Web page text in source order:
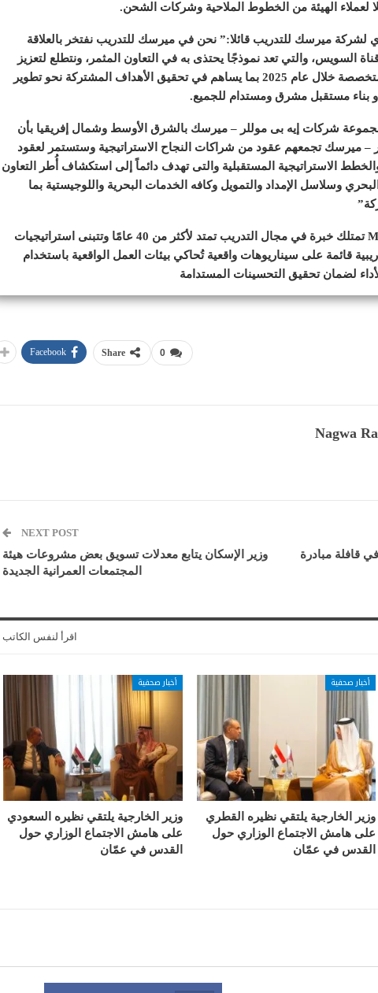
لعملاء الهيئة من الخطوط الملاحية وشركات الشحن.
لشركة ميرسك للتدريب قائلا:” نحن في ميرسك للتدريب نفتخر بالعلاقة
السويس، والتي تعد نموذجًا يحتذى به في التعاون المثمر، ونتطلع لتعزيز
التعاون عبر اطلاق برامج تدريبية عالمية متخصصة خلال عام 2025 بما يساهم في تحقيق الأهداف المشتركة نحو تطوير
و بناء مستقبل مشرق ومستدام للجميع.
شركات إيه بى موللر – ميرسك بالشرق الأوسط وشمال إفريقيا بأن
– ميرسك تجمعهم عقود من شراكات النجاح الاستراتيجية وستستمر لعقود
الاستراتيجية المستقبلية والتى تهدف دائماً إلى استكشاف أُطر التعاون
وسلاسل الإمداد والتمويل وكافه الخدمات البحرية واللوجيستية بما
جدير بالإشارة، أن شركة Maersk Training تمتلك خبرة في مجال التدريب تمتد لأكثر من 40 عامًا وتتبنى استراتيجيات
قائمة على سيناريوهات واقعية تُحاكي بيئات العمل الواقعية باستخدام
لضمان تحقيق التحسينات المستدامة
0
Share
Facebook
Nagwa
قافلة مبادرة
NEXT POST
وزير الإسكان يتابع معدلات تسويق بعض مشروعات هيئة
المجتمعات العمرانية الجديدة
اقرأ لنفس الكاتب
أخبار صحفية
وزير الخارجية يلتقي نظيره القطري
على هامش الاجتماع الوزاري حول
القدس في عمّان
أخبار صحفية
وزير الخارجية يلتقي نظيره السعودي
على هامش الاجتماع الوزاري حول
القدس في عمّان